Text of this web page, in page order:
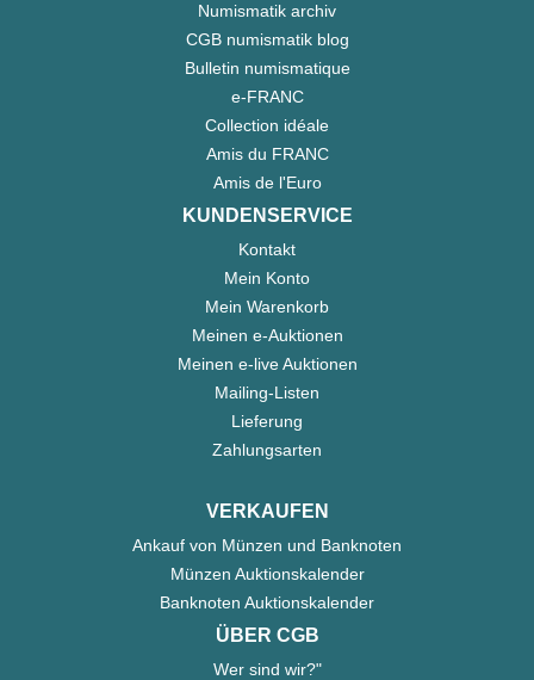
Numismatik archiv
CGB numismatik blog
Bulletin numismatique
e-FRANC
Collection idéale
Amis du FRANC
Amis de l'Euro
KUNDENSERVICE
Kontakt
Mein Konto
Mein Warenkorb
Meinen e-Auktionen
Meinen e-live Auktionen
Mailing-Listen
Lieferung
Zahlungsarten
VERKAUFEN
Ankauf von Münzen und Banknoten
Münzen Auktionskalender
Banknoten Auktionskalender
ÜBER CGB
Wer sind wir?"